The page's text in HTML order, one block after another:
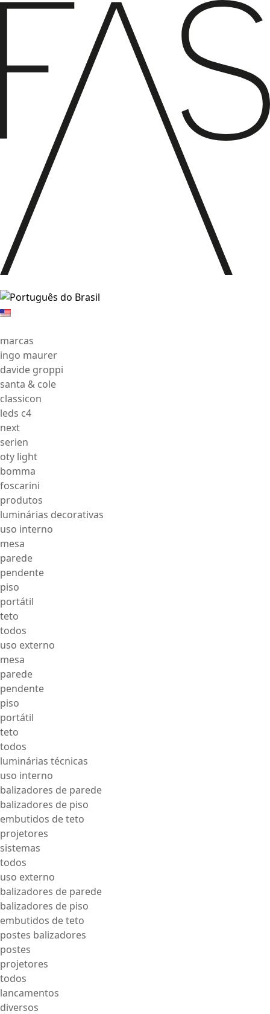
marcas
ingo maurer
davide groppi
santa & cole
classicon
leds c4
next
serien
oty light
bomma
foscarini
produtos
luminárias decorativas
uso interno
mesa
parede
pendente
piso
portátil
teto
todos
uso externo
mesa
parede
pendente
piso
portátil
teto
todos
luminárias técnicas
uso interno
balizadores de parede
balizadores de piso
embutidos de teto
projetores
sistemas
todos
uso externo
balizadores de parede
balizadores de piso
embutidos de teto
postes balizadores
postes
projetores
todos
lancamentos
diversos